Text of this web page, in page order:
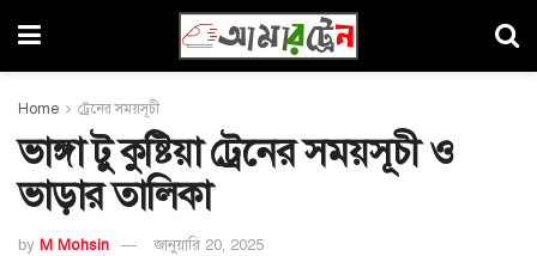
Home ট্রেনের সময়সূচী
ভাঙ্গা টু কুষ্টিয়া ট্রেনের সময়সূচী ও
ভাড়ার তালিকা
by M Mohsin জানুয়ারি 20, 2025